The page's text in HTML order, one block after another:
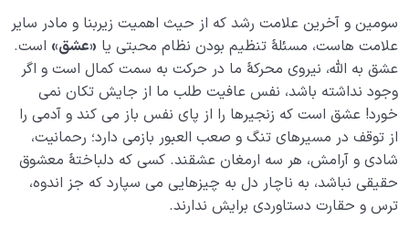
سومین و آخرین علامت رشد که از حیث اهمیت زیربنا و مادر سایر
علامت هاست، مسئلۀ تنظیم بودن نظام محبتی یا «عشق» است.
عشق به الله، نیروی محرکۀ ما در حرکت به سمت کمال است و اگر
وجود نداشته باشد، نفس عافیت طلب ما از جایش تکان نمی
خورد! عشق است که زنجیرها را از پای نفس باز می کند و آدمی را
از توقف در مسیرهای تنگ و صعب العبور بازمی دارد؛ رحمانیت،
شادی و آرامش، هر سه ارمغان عشقند. کسی که دلباختۀ معشوق
حقیقی نباشد، به ناچار دل به چیزهایی می سپارد که جز اندوه،
ترس و حقارت دستاوردی برایش ندارند.